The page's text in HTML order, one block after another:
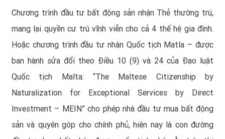
Chương trình đầu tư bất động sản nhận Thẻ thường trú,
mang lại quyền cư trú vĩnh viễn cho cả 4 thế hệ gia đình.
Hoặc chương trình đầu tư nhận Quốc tịch Matla – được
ban hành sửa đổi theo Điều 10 (9) và 24 của Đạo luật
Quốc tịch Malta: “The Maltese Citizenship by
Naturalization for Exceptional Services by Direct
Investment – MEIN” cho phép nhà đầu tư mua bất động
sản và quyên góp cho chính phủ, hiện nay là con đường